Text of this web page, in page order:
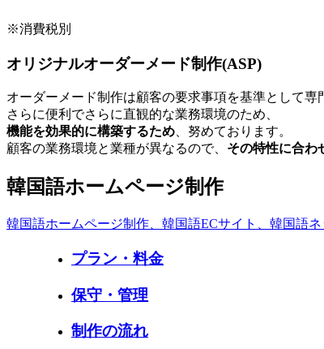
※消費税別
オリジナルオーダーメード制作(ASP)
オーダーメード制作は顧客の要求事項を基準として専
さらに便利でさらに直観的な業務環境のため、
機能を効果的に構築するため 、努めております。
顧客の業務環境と業種が異なるので、 その特性に合わ
韓国語ホームページ制作
韓国語ホームページ制作、韓国語ECサイト、韓国語
プラン・料金
保守・管理
制作の流れ